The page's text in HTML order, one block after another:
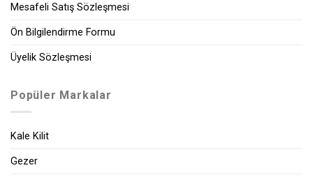
Mesafeli Satış Sözleşmesi
Ön Bilgilendirme Formu
Üyelik Sözleşmesi
Popüler Markalar
Kale Kilit
Gezer